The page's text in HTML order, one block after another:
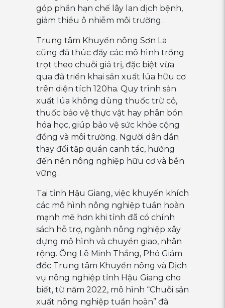
góp phần hạn chế lây lan dịch bệnh,
giảm thiểu ô nhiễm môi trường.
Trung tâm Khuyến nông Sơn La
cũng đã thúc đẩy các mô hình trồng
trọt theo chuỗi giá trị, đặc biệt vừa
qua đã triển khai sản xuất lúa hữu cơ
trên diện tích 120ha. Quy trình sản
xuất lúa không dùng thuốc trừ cỏ,
thuốc bảo vệ thực vật hay phân bón
hóa học, giúp bảo vệ sức khỏe cộng
đồng và môi trường. Người dân dần
thay đổi tập quán canh tác, hướng
đến nền nông nghiệp hữu cơ và bền
vững.
Tại tỉnh Hậu Giang, việc khuyến khích
các mô hình nông nghiệp tuần hoàn
mạnh mẽ hơn khi tỉnh đã có chính
sách hỗ trợ, ngành nông nghiệp xây
dựng mô hình và chuyển giao, nhân
rộng. Ông Lê Minh Thắng, Phó Giám
đốc Trung tâm Khuyến nông và Dịch
vụ nông nghiệp tỉnh Hậu Giang cho
biết, từ năm 2022, mô hình “Chuỗi sản
xuất nông nghiệp tuần hoàn” đã